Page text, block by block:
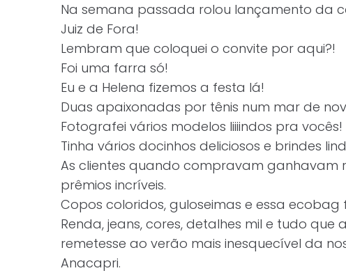
Na semana passada rolou lançamento da
Juiz de Fora!
Lembram que coloquei o convite por aqui?!
Foi uma farra só!
Eu e a Helena fizemos a festa lá!
Duas apaixonadas por tênis num mar de
Fotografei vários modelos liiiindos pra vocês!
Tinha vários docinhos deliciosos e brindes
As clientes quando compravam ganhavam
prêmios incríveis.
Copos coloridos, guloseimas e essa ecobag
Renda, jeans, cores, detalhes mil e tudo
remetesse ao verão mais inesquecível da
Anacapri.